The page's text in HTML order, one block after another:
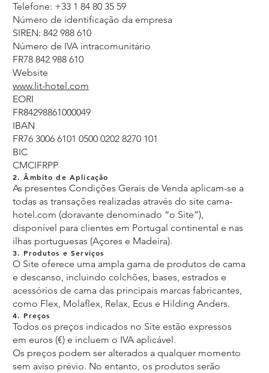
Telefone: +33 1 84 80 35 59
Número de identificação da empresa
SIREN: 842 988 610
Número de IVA intracomunitário
FR78 842 988 610
Website
www.lit-hotel.com
EORI
FR84298861000049
IBAN
FR76 3006 6101 0500 0202 8270 101
BIC
CMCIFRPP
2. Âmbito de Aplicação
As presentes Condições Gerais de Venda aplicam-se a
todas as transações realizadas através do site cama-
hotel.com (doravante denominado “o Site”),
disponível para clientes em Portugal continental e nas
ilhas portuguesas (Açores e Madeira).
3. Produtos e Serviços
O Site oferece uma ampla gama de produtos de cama
e descanso, incluindo colchões, bases, estrados e
acessórios de cama das principais marcas fabricantes,
como Flex, Molaflex, Relax, Ecus e Hilding Anders.
4. Preços
Todos os preços indicados no Site estão expressos
em euros (€) e incluem o IVA aplicável.
Os preços podem ser alterados a qualquer momento
sem aviso prévio. No entanto, os produtos serão